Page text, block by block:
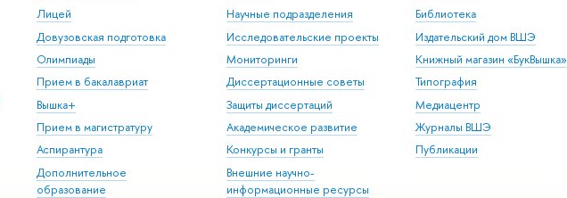
Лицей
Довузовская подготовка
Олимпиады
Прием в бакалавриат
Вышка+
Прием в магистратуру
Аспирантура
Дополнительное
образование
Научные подразделения
Исследовательские проекты
Мониторинги
Диссертационные советы
Защиты диссертаций
Академическое развитие
Конкурсы и гранты
Внешние научно-
информационные ресурсы
Библиотека
Издательский дом ВШЭ
Книжный магазин «БукВышка»
Типография
Медиацентр
Журналы ВШЭ
Публикации